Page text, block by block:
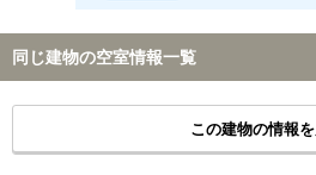
同じ建物の空室情報一覧
この建物の情報